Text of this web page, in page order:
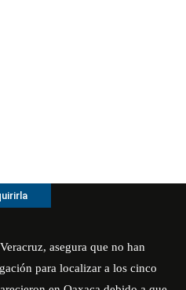
asegura que no han
para localizar a los cinco